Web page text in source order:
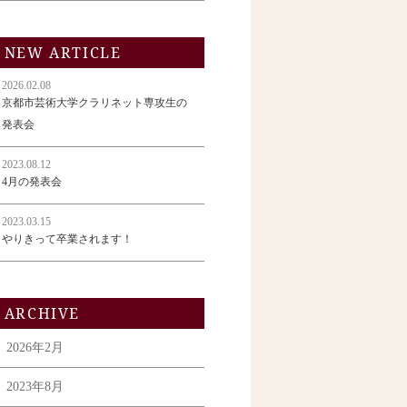
NEW ARTICLE
2026.02.08
京都市芸術大学クラリネット専攻生の
発表会
2023.08.12
4月の発表会
2023.03.15
やりきって卒業されます！
ARCHIVE
2026年2月
2023年8月